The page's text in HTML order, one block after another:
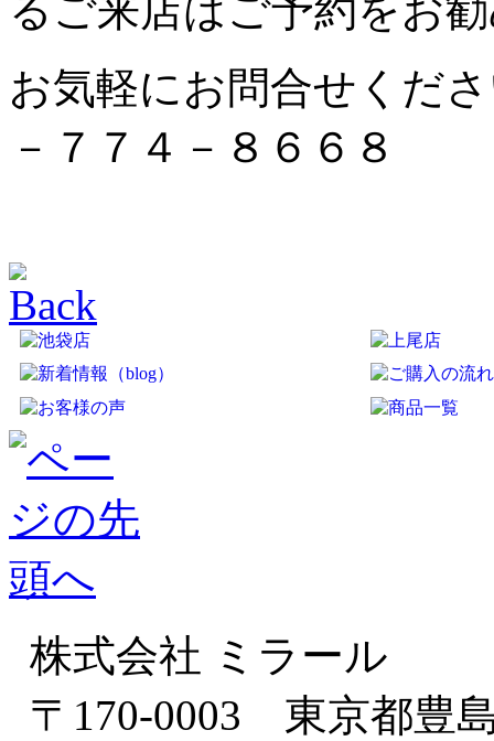
るご来店はご予約をお
お気軽にお問合せく
－７７４－８６６８
株式会社 ミラール
〒170-0003 東京都豊